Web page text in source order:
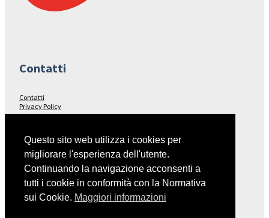
Contatti
Contatti
Privacy Policy
Seguici su…
Facebook
Questo sito web utilizza i cookies per
migliorare l'esperienza dell'utente.
Continuando la navigazione acconsenti a
tutti i cookie in conformità con la Normativa
sui Cookie. Maggiori informazioni